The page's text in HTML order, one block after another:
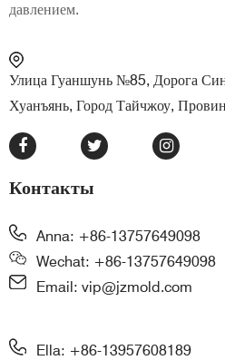
давлением.
Улица Гуаншунь №85, Дорога
Хуанъянь, Город Тайчжоу,
Контакты
Anna: +86-13757649098
Wechat: +86-13757649098
Email: vip@jzmold.com
Ella: +86-13957608189